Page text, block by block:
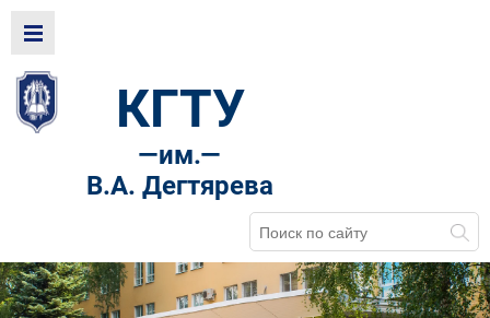
КГТУ
—им.—
В.А. Дегтярева